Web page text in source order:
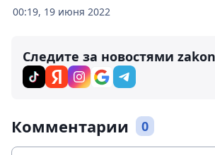
00:19, 19 июня 2022
Следите за новостями
Комментарии 0